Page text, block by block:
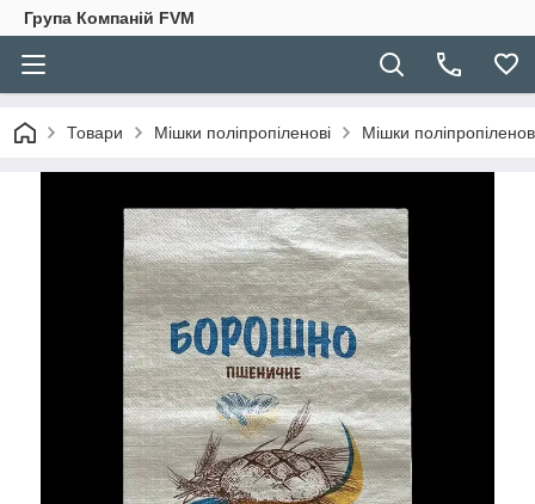
Група Компаній FVM
Товари Мішки поліпропіленові Мішки